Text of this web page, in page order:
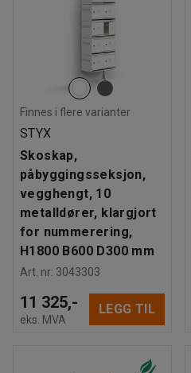
Finnes i flere varianter
STYX
Skoskap,
påbyggingsseksjon,
vegghengt, 10
metalldører, klargjort
for nummerering,
H1800 B600 D300 mm
Art. nr: 3043303
11 325,-
eks. MVA
LEGG TIL